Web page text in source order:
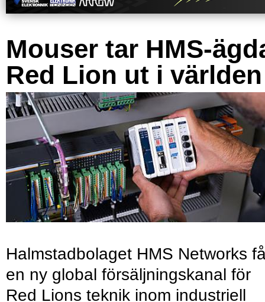
Mouser tar HMS-
Red Lion ut i världen
Halmstadbolaget HMS Networks
en ny global försäljningskanal för
Red Lions teknik inom industriell